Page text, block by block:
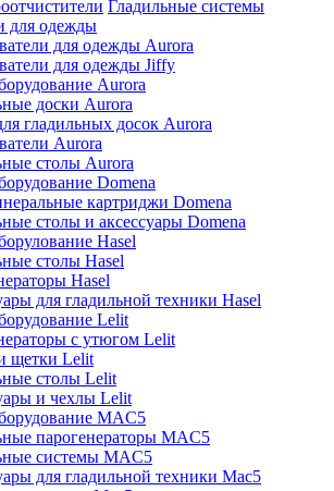
Гладильные системы
для одежды
для одежды Aurora
для одежды Jiffy
Aurora
доски Aurora
гладильных досок Aurora
Aurora
столы Aurora
Domena
картриджи Domena
столы и аксессуары Domena
Hasel
столы Hasel
Hasel
для гладильной техники Hasel
Lelit
с утюгом Lelit
щетки Lelit
столы Lelit
и чехлы Lelit
MAC5
парогенераторы MAC5
системы MAC5
для гладильной техники Mac5